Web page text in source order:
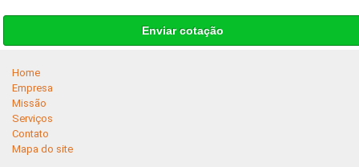
Enviar cotação
Home
Empresa
Missão
Serviços
Contato
Mapa do site